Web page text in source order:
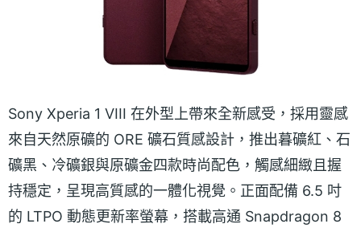
Sony Xperia 1 VIII 在外型上帶來全新感受，採用靈感
來自天然原礦的 ORE 礦石質感設計，推出暮礦紅、石
礦黑、冷礦銀與原礦金四款時尚配色，觸感細緻且握
持穩定，呈現高質感的一體化視覺。正面配備 6.5 吋
的 LTPO 動態更新率螢幕，搭載高通 Snapdragon 8